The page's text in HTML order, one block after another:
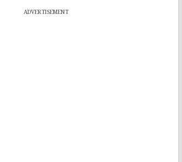
ADVERTISEMENT